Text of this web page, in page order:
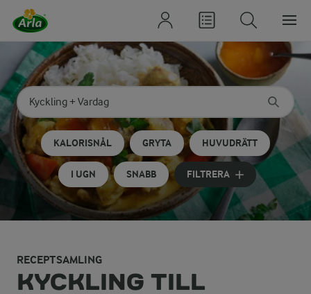
Sök på kategori eller ingrediens
Skriv in sökord för att få förslag
KALORISNÅL GRYTA HUVUDRÄTT
I UGN SNABB FILTRERA
RECEPTSAMLING
KYCKLING TILL